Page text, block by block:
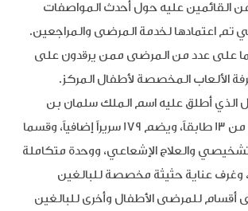
من القائمين عليه حول أحدث المواصفات
تم اعتمادها لخدمة المرضى والمراجعين.
على عدد من المرضى ممن يرقدون على
الألعاب المخصصة لأطفال المركز.
الذي أطلق عليه اسم الملك سلمان بن
عبدالعزيز آل سعود، من 13 طابقاً، ويضم 179 سريراً إضافياً، وقسما
والعلاج الإشعاعي، ووحدة متكاملة
وغرف عناية حثيثة مخصصة للبالغين
أقسام للمرضى الأطفال وأخرى للبالغين